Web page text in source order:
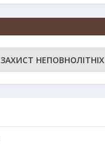
ЗАХИСТ НЕПОВНОЛІТНІХ